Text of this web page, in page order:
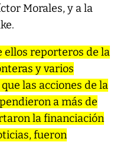
Morales, y a la
ellos reporteros de la
y varios
las acciones de la
a más de
la financiación
fueron